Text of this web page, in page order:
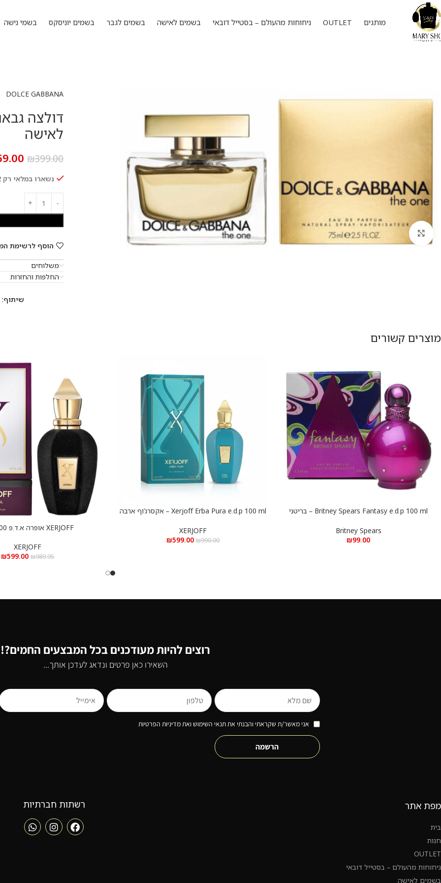
מותגים OUTLET ניחוחות מהעולם – בסטייל דובאי בשמים לאישה בשמים לגבר בשמים יוניסקס בשמי נישה
להגדלת התמונה
DOLCE GABBANA
לאישה
₪399.00
נשארו במלאי רק 2
הוסף לרשימת
משלוחים
החלפות והחזרות
שיתוף:
מוצרים קשורים
הוספה לסל
Britney Spears Fantasy e.d.p 100 ml – בריטני
Britney Spears
₪99.00
הוספה לסל
Xerjoff Erba Pura e.d.p 100 ml – אקסרג’וף ארבה
XERJOFF
₪990.00
₪599.00
הוספה לסלXERJOFF אופרה א.ד.פ 100 מ”ל
XERJOFF
₪989.95
₪599.00
רוצים להיות מעודכנים בכל המבצעים החמים?!
השאירו כאן פרטים ונדאג לעדכן אותך...
אני מאשר/ת שקראתי והבנתי את תנאי השימוש ואת מדיניות הפרטיות
הרשמה
מפת אתר
בית
חנות
OUTLET
ניחוחות מהעולם – בסטייל דובאי
בשמים לאישה
רשתות חברתיות